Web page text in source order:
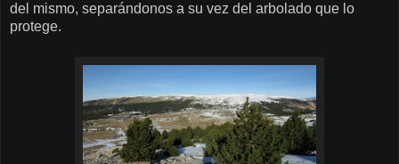
del mismo, separándonos a su vez del arbolado que lo
protege.